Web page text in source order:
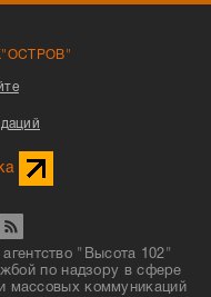
"Высота 102"
по надзору в сфере
массовых коммуникаций